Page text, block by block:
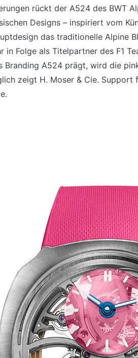
rückt der A524 des BWT
Designs – inspiriert vom
das traditionelle Alpine
in Folge als Titelpartner des F1
Branding A524 prägt, wird die
zeigt H. Moser & Cie.